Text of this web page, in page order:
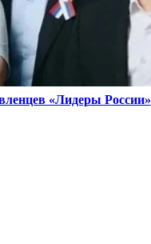
«Лидеры России»